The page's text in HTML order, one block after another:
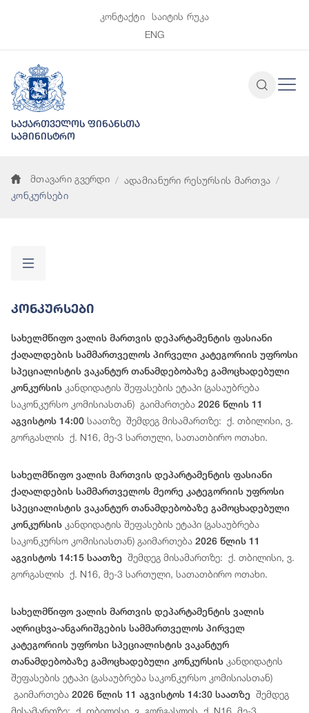
კონტაქტი
საიტის რუკა
ENG
საქართველოს ფინანსთა
სამინისტრო
მთავარი გვერდი
ადამიანური რესურსის მართვა
კონკურსები
Კონკურსები
სახელმწიფო ვალის მართვის დეპარტამენტის ფასიანი
ქაღალდების სამმართველოს პირველი კატეგორიის უფროსი
სპეციალისტის ვაკანტურ თანამდებობაზე გამოცხადებული
კონკურსის კანდიდატის შეფასების ეტაპი (გასაუბრება
საკონკურსო კომისიასთან) გაიმართება 2026 წლის 11
აგვისტოს 14:00 საათზე შემდეგ მისამართზე: ქ. თბილისი, ვ.
გორგასლის ქ. N16, მე-3 სართული, სათათბირო ოთახი.
სახელმწიფო ვალის მართვის დეპარტამენტის ფასიანი
ქაღალდების სამმართველოს მეორე კატეგორიის უფროსი
სპეციალისტის ვაკანტურ თანამდებობაზე გამოცხადებული
კონკურსის კანდიდატის შეფასების ეტაპი (გასაუბრება
საკონკურსო კომისიასთან) გაიმართება 2026 წლის 11
აგვისტოს 14:15 საათზე შემდეგ მისამართზე: ქ. თბილისი, ვ.
გორგასლის ქ. N16, მე-3 სართული, სათათბირო ოთახი.
სახელმწიფო ვალის მართვის დეპარტამენტის ვალის
აღრიცხვა-ანგარიშგების სამმართველოს პირველ
კატეგორიის უფროსი სპეციალისტის ვაკანტურ
თანამდებობაზე გამოცხადებული კონკურსის კანდიდატის
შეფასების ეტაპი (გასაუბრება საკონკურსო კომისიასთან)
გაიმართება 2026 წლის 11 აგვისტოს 14:30 საათზე შემდეგ
მისამართზე: ქ. თბილისი, ვ. გორგასლის ქ. N16, მე-3